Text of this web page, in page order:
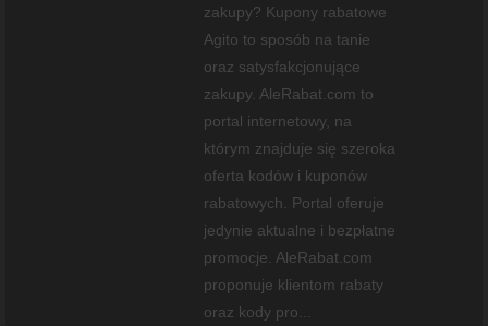
zakupy? Kupony rabatowe
Agito to sposób na tanie
oraz satysfakcjonujące
zakupy. AleRabat.com to
portal internetowy, na
którym znajduje się szeroka
oferta kodów i kuponów
rabatowych. Portal oferuje
jedynie aktualne i bezpłatne
promocje. AleRabat.com
proponuje klientom rabaty
oraz kody pro...